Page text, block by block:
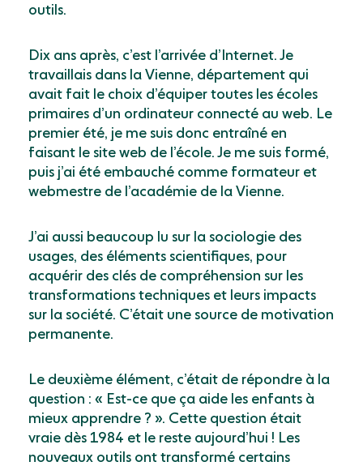
outils.
Dix ans après, c’est l’arrivée d’Internet. Je
travaillais dans la Vienne, département qui
avait fait le choix d’équiper toutes les écoles
primaires d’un ordinateur connecté au web. Le
premier été, je me suis donc entraîné en
faisant le site web de l’école. Je me suis formé,
puis j’ai été embauché comme formateur et
webmestre de l’académie de la Vienne.
J’ai aussi beaucoup lu sur la sociologie des
usages, des éléments scientifiques, pour
acquérir des clés de compréhension sur les
transformations techniques et leurs impacts
sur la société. C’était une source de motivation
permanente.
Le deuxième élément, c’était de répondre à la
question : « Est-ce que ça aide les enfants à
mieux apprendre ? ». Cette question était
vraie dès 1984 et le reste aujourd’hui ! Les
nouveaux outils ont transformé certains